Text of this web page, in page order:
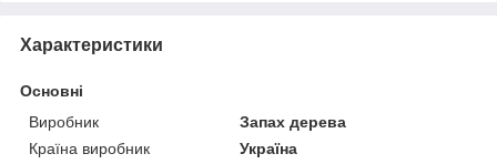
Характеристики
Основні
Виробник
Запах дерева
Країна виробник
Україна